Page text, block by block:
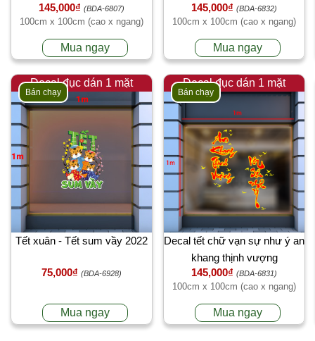
145,000₫ (BDA-6807)
100cm x 100cm (cao x ngang)
Mua ngay
145,000₫ (BDA-6832)
100cm x 100cm (cao x ngang)
Mua ngay
Decal đục dán 1 mặt
Bán chạy
Tết xuân - Tết sum vầy 2022
75,000₫ (BDA-6928)
Mua ngay
Decal đục dán 1 mặt
Bán chạy
Decal tết chữ vạn sự như ý an
khang thịnh vượng
145,000₫ (BDA-6831)
100cm x 100cm (cao x ngang)
Mua ngay